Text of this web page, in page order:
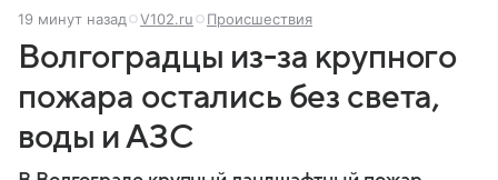
19 минут назад V102.ru Происшествия
Волгоградцы из-за крупного
пожара остались без света,
воды и АЗС